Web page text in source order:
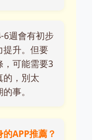
6週會有初步
提升。但要
，可能需要3
的，別太
事。
APP推薦？